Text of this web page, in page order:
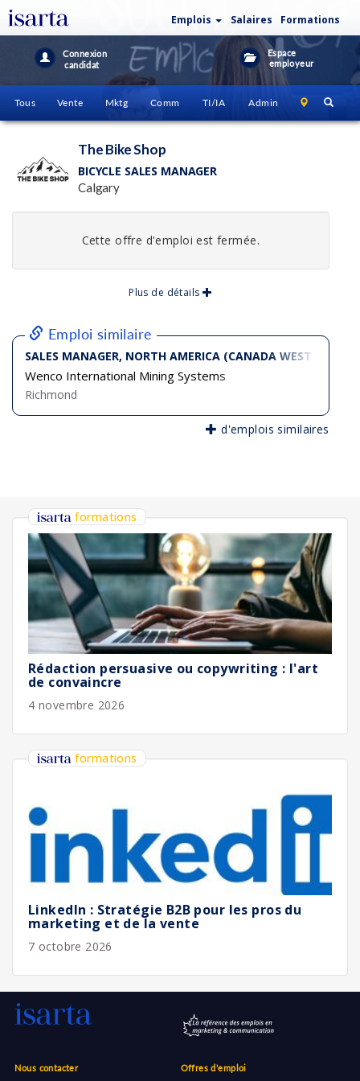
Emplois Salaires Formations
Connexion
candidat
Espace
employeur
Tous Vente Mktg Comm TI/IA Admin
The Bike Shop
BICYCLE SALES MANAGER
Calgary
Cette offre d'emploi est fermée.
Plus de détails
Emploi similaire
SALES MANAGER, NORTH AMERICA (CANADA WEST COAST)
Wenco International Mining Systems
Richmond
d'emplois similaires
formations
Rédaction persuasive ou copywriting : l'art
de convaincre
4 novembre 2026
formations
LinkedIn : Stratégie B2B pour les pros du
marketing et de la vente
7 octobre 2026
Nous contacter Offres d'emploi